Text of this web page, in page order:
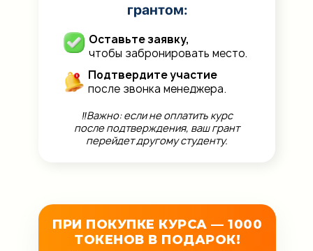
грантом:
‼️Важно: если не оплатить курс
после подтверждения, ваш грант
перейдет другому студенту.
Подтвердите участие
после звонка менеджера.
Оставьте заявку,
чтобы забронировать место.
ПРИ ПОКУПКЕ КУРСА — 1000
ТОКЕНОВ В ПОДАРОК!